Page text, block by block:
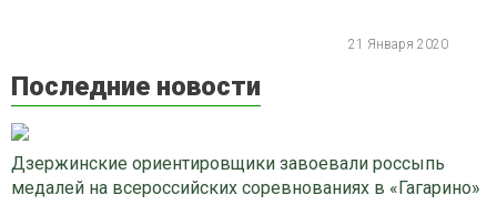
21 Января 2020
Последние новости
Дзержинские ориентировщики завоевали россыпь
медалей на всероссийских соревнованиях в «Гагарино»